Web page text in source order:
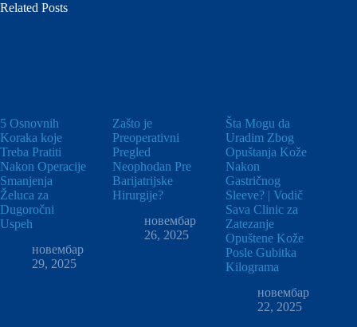
Related Posts
5 Osnovnih
Koraka koje
Treba Pratiti
Nakon Operacije
Smanjenja
Želuca za
Dugoročni
Uspeh
новембар
29, 2025
Zašto je
Preoperativni
Pregled
Neophodan Pre
Barijatrijske
Hirurgije?
новембар
26, 2025
Šta Mogu da
Uradim Zbog
Opuštanja Kože
Nakon
Gastričnog
Sleeve? | Vodič
Sava Clinic za
Zatezanje
Opuštene Kože
Posle Gubitka
Kilograma
новембар
22, 2025